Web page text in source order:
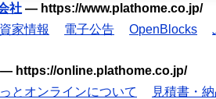
社 — https://www.plathome.co.jp/
家情報 電子公告 OpenBlocks
— https://online.plathome.co.jp/
とオンラインについて
見積書・